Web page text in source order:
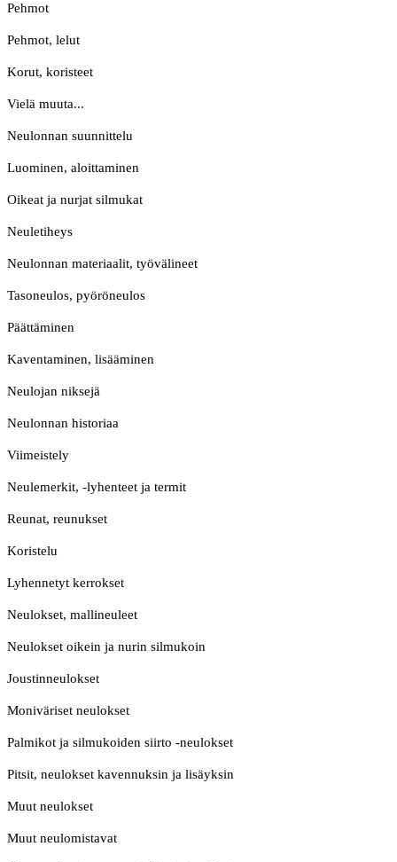
Pehmot
Pehmot, lelut
Korut, koristeet
Vielä muuta...
Neulonnan suunnittelu
Luominen, aloittaminen
Oikeat ja nurjat silmukat
Neuletiheys
Neulonnan materiaalit, työvälineet
Tasoneulos, pyöröneulos
Päättäminen
Kaventaminen, lisääminen
Neulojan niksejä
Neulonnan historiaa
Viimeistely
Neulemerkit, -lyhenteet ja termit
Reunat, reunukset
Koristelu
Lyhennetyt kerrokset
Neulokset, mallineuleet
Neulokset oikein ja nurin silmukoin
Joustinneulokset
Moniväriset neulokset
Palmikot ja silmukoiden siirto -neulokset
Pitsit, neulokset kavennuksin ja lisäyksin
Muut neulokset
Muut neulomistavat